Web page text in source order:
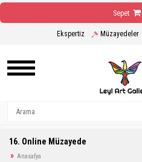
Sepet
Ekspertiz Müzayedeler
16. Online Müzayede
Anasafya